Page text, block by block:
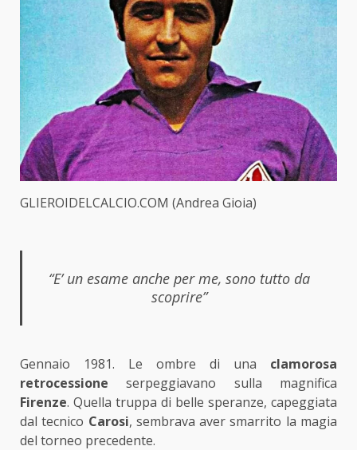
GLIEROIDELCALCIO.COM (Andrea Gioia)
“E’ un esame anche per me, sono tutto da
scoprire”
Gennaio 1981. Le ombre di una clamorosa
retrocessione serpeggiavano sulla magnifica
Firenze. Quella truppa di belle speranze, capeggiata
dal tecnico Carosi, sembrava aver smarrito la magia
del torneo precedente.